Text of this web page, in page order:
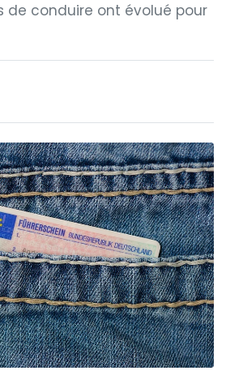
de conduire ont évolué pour